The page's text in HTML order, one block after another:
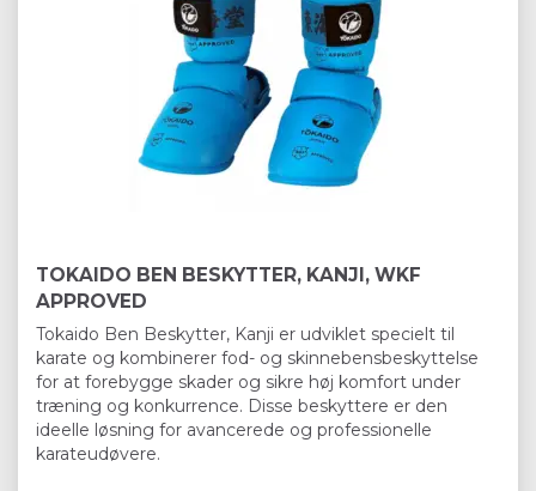
TOKAIDO BEN BESKYTTER, KANJI, WKF
APPROVED
Tokaido Ben Beskytter, Kanji er udviklet specielt til
karate og kombinerer fod- og skinnebensbeskyttelse
for at forebygge skader og sikre høj komfort under
træning og konkurrence. Disse beskyttere er den
ideelle løsning for avancerede og professionelle
karateudøvere.